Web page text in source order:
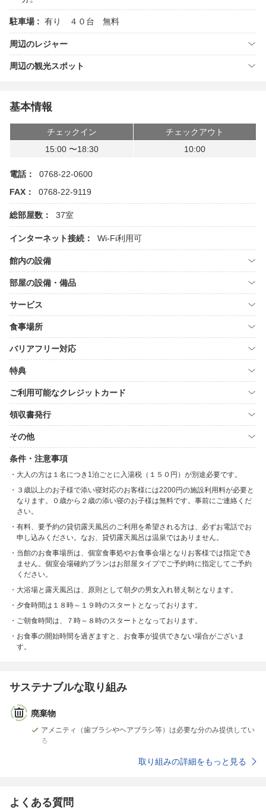
駐車場 : 有り ４０台 無料
周辺のレジャー
周辺の観光スポット
基本情報
チェックイン
チェックアウト
15:00 〜18:30
10:00
電話：
0768-22-0600
FAX：
0768-22-9119
総部屋数： 37室
インターネット接続： Wi-Fi利用可
館内の設備
部屋の設備・備品
サービス
食事場所
バリアフリー対応
特典
ご利用可能なクレジットカード
領収書発行
その他
条件・注意事項
大人の方は１名につき1泊ごとに入湯税（１５０円）が別途必要です。
３歳以上のお子様で添い寝対応のお客様には2200円の施設利用料が必要と
なります。０歳から２歳の添い寝のお子様は無料です。事前にご連絡くだ
さい。
有料、要予約の貸切露天風呂のご利用を希望される方は、必ずお電話でお
申し込みください。なお、貸切露天風呂は温泉ではありません。
当館のお食事場所は、個室食事処やお食事会場となりお客様では指定でき
ません。個室会場確約プランはお部屋タイプでご予約時に指定してご予約
ください。
大浴場と露天風呂は、原則として朝夕の男女入れ替え制となります。
夕食時間は１８時～１９時のスタートとなっております。
ご朝食時間は、７時～８時のスタートとなっております。
お食事の開始時間を過ぎますと、お食事が提供できない場合がございま
す。
サステナブルな取り組み
廃棄物
アメニティ（歯ブラシやヘアブラシ等）は必要な分のみ提供してい
る
取り組みの詳細をもっと見る
よくある質問